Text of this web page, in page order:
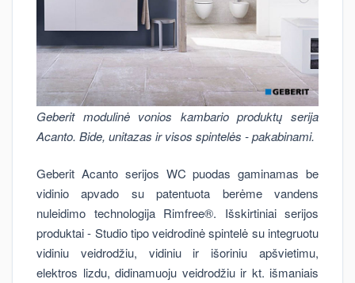
Geberit modulinė vonios kambario produktų serija
Acanto. Bide, unitazas ir visos spintelės - pakabinami.
Geberit Acanto serijos WC puodas gaminamas be
vidinio apvado su patentuota berėme vandens
nuleidimo technologija Rimfree®. Išskirtiniai serijos
produktai - Studio tipo veidrodinė spintelė su integruotu
vidiniu veidrodžiu, vidiniu ir išoriniu apšvietimu,
elektros lizdu, didinamuoju veidrodžiu ir kt. išmaniais